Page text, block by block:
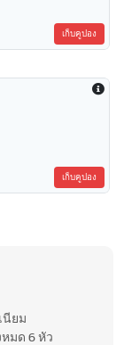
เก็บคูปอง
เก็บคูปอง
นียม
หมด 6 หัว